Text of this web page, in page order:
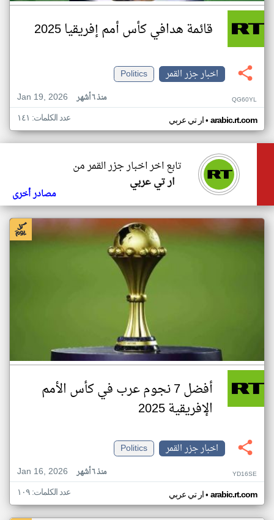
قائمة هدافي كأس أمم إفريقيا 2025
اخبار جزر القمر
Politics
Jan 19, 2026
منذ ٦ أشهر QG60YL
ار تي عربي• arabic.rt.com عدد الكلمات: ١٤١
تابع اخر اخبار جزر القمر من
ار تي عربي
مصادر أخرى
أفضل 7 نجوم عرب في كأس الأمم
الإفريقية 2025
اخبار جزر القمر
Politics
Jan 16, 2026
منذ ٦ أشهر YD16SE
ار تي عربي• arabic.rt.com عدد الكلمات: ١٠٩